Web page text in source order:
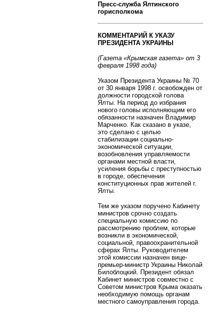
Пресс-служба Ялтинского
горисполкома
КОММЕНТАРИЙ К УКАЗУ
ПРЕЗИДЕНТА УКРАИНЫ
(Газета «Крымская газета» от 3
февраля 1998 года)
Указом Президента Украины № 70
от 30 января 1998 г. освобожден от
должности городской голова
Ялты. На период до избрания
нового головы исполняющим его
обязанности назначен Владимир
Марченко. Как сказано в указе,
это сделано с целью
стабилизации социально-
экономической ситуации,
возобновления управляемости
органами местной власти,
усиления борьбы с преступностью
в городе, обеспечения
конституционных прав жителей г.
Ялты.
Тем же указом поручено Кабинету
министров срочно создать
специальную комиссию по
рассмотрению проблем, которые
возникли в экономической,
социальной, правоохранительной
сферах Ялты. Руководителем
этой комиссии назначен вице-
премьер-министр Украины Николай
Билоблоцкий. Президент обязал
Кабинет министров совместно с
Советом министров Крыма оказать
необходимую помощь органам
местного самоуправления города.